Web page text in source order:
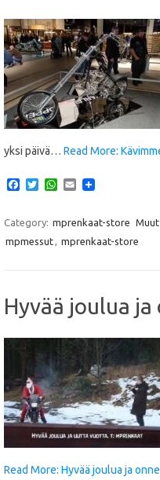
yksi päivä… Read More:
e
o
T
t
e
W
t
A
E
i
Category: mprenkaat-store
mpmessut, mprenkaat-store
Hyvää joulua
Read More: Hyvää joulua ja